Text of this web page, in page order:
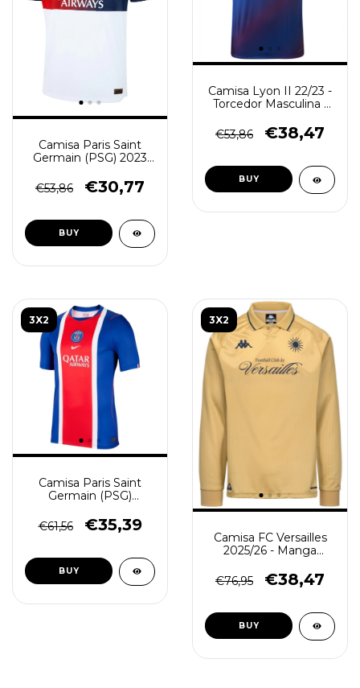
Camisa Paris Saint
Germain (PSG) 2023
€53,86
€30,77
BUY
Camisa Lyon II 22/23 -
Torcedor Masculina -
€53,86
€38,47
BUY
3X2
Camisa Paris Saint
Germain (PSG)
Masculina - Azul
Vermelha
€61,56 €35,39
BUY
3X2
Camisa FC Versailles
2025/26 - Manga
Dourada
€76,95 €38,47
BUY